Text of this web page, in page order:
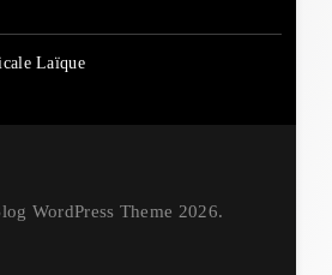
Laïque
WordPress Theme 2026.